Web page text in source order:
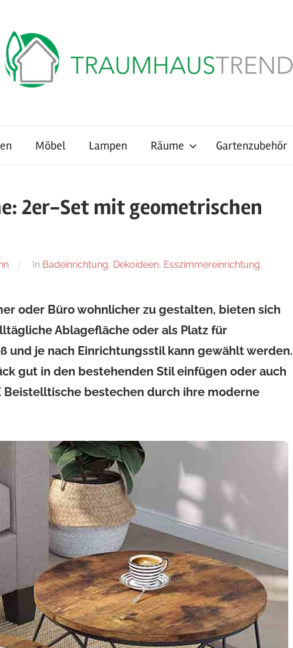
Möbel Lampen Räume Gartenzubehör
2er-Set mit geometrischen
In Badeinrichtung, Dekoideen, Esszimmereinrichtung,
oder Büro wohnlicher zu gestalten, bieten sich
Ablagefläche oder als Platz für
und je nach Einrichtungsstil kann gewählt werden.
gut in den bestehenden Stil einfügen oder auch
Beistelltische bestechen durch ihre moderne